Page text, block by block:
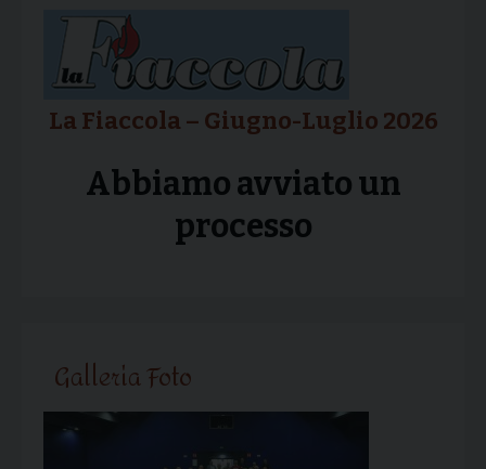
La Fiaccola – Giugno-Luglio 2026
Abbiamo avviato un
processo
Galleria Foto